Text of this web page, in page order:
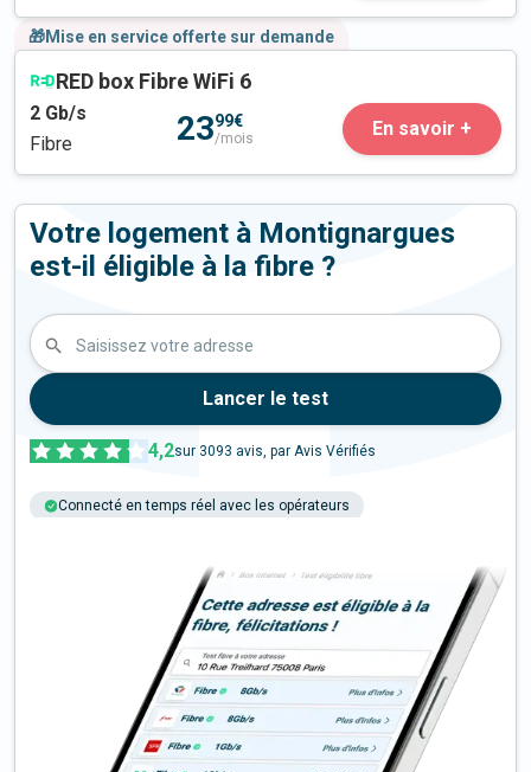
🎁Mise en service offerte sur demande
RED box Fibre WiFi 6
2 Gb/s
Fibre
2399€
/mois En savoir +
Votre logement à Montignargues
est-il éligible à la fibre ?
Saisissez votre adresse
Lancer le test
4,2sur 3093 avis, par Avis Vérifiés
Connecté en temps réel avec les opérateurs